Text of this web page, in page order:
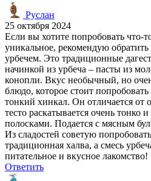
Руслан
25 октября 2024
Если вы хотите попробовать что-
уникальное, рекомендую
урбечем. Это традиционные
начинкой из урбеча – пасты из
конопли. Вкус необычный, но
блюдо, которое стоит
тонкий хинкал. Он отличается от
тесто раскатывается очень тонко
полосками. Подается с мясным
Из сладостей советую
традиционная халва, а смесь
питательное и вкусное лакомство!
Ответить